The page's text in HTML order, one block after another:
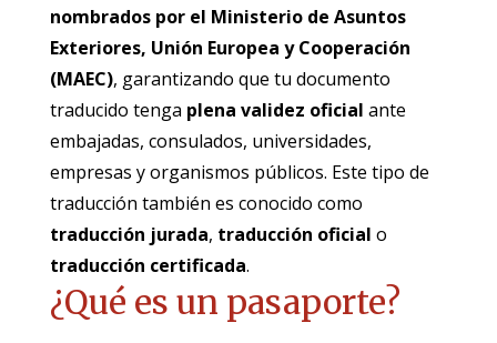
nombrados por el Ministerio de Asuntos
Exteriores, Unión Europea y Cooperación
(MAEC), garantizando que tu documento
traducido tenga plena validez oficial ante
embajadas, consulados, universidades,
empresas y organismos públicos. Este tipo de
traducción también es conocido como
traducción jurada, traducción oficial o
traducción certificada.
¿Qué es un pasaporte?